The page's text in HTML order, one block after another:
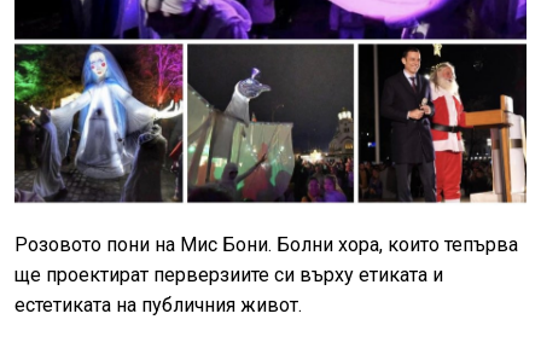
Розовото пони на Мис Бони. Болни хора, които тепърва
ще проектират перверзиите си върху етиката и
естетиката на публичния живот.